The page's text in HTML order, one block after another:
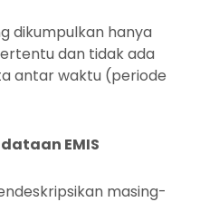
dikumpulkan hanya
dan tidak ada
antar waktu (periode
EMIS
masing-